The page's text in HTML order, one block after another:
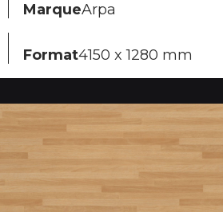
MarqueArpa
Format4150 x 1280 mm